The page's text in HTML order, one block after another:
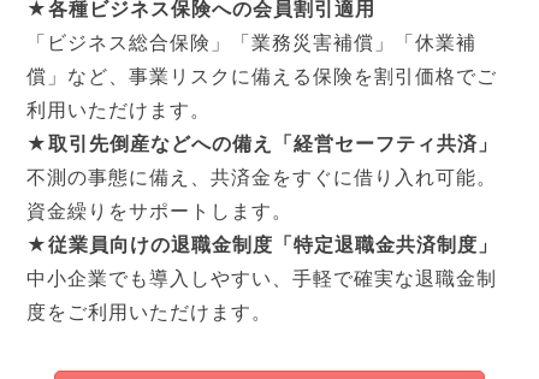
★各種ビジネス保険への会員割引適用
「ビジネス総合保険」「業務災害補償」「休業補
償」など、事業リスクに備える保険を割引価格でご
利用いただけます。
★取引先倒産などへの備え「経営セーフティ共済」
不測の事態に備え、共済金をすぐに借り入れ可能。
資金繰りをサポートします。
★従業員向けの退職金制度「特定退職金共済制度」
中小企業でも導入しやすい、手軽で確実な退職金制
度をご利用いただけます。